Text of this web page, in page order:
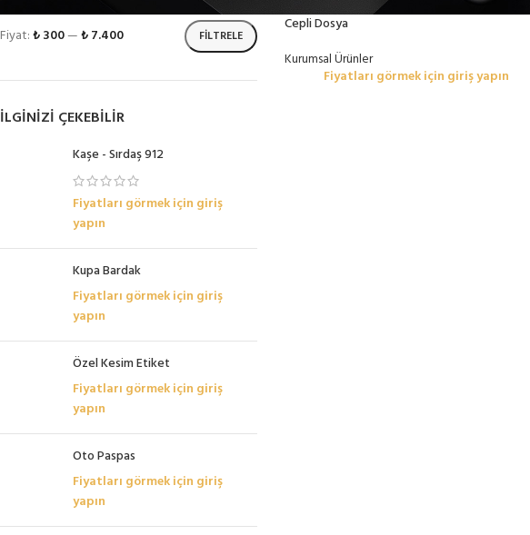
FILTRELE
Fiyat:₺ 300—₺ 7.400
İLGINIZI ÇEKEBILIR
Kaşe - Sırdaş 912
Fiyatları görmek için giriş
yapın
Kupa Bardak
Fiyatları görmek için giriş
yapın
Özel Kesim Etiket
Fiyatları görmek için giriş
yapın
Oto Paspas
Fiyatları görmek için giriş
yapın
Cepli Dosya
Kurumsal Ürünler
Fiyatları görmek için giriş yapın